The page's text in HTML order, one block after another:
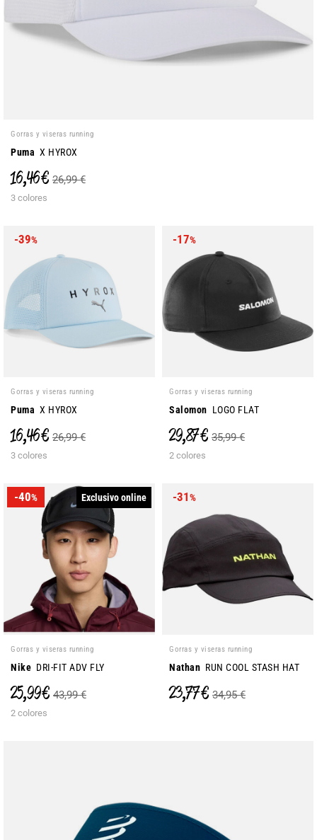
Gorras y viseras running
Puma X HYROX
16,46 € 26,99 €
3 colores
-39%
Gorras y viseras running
Puma X HYROX
16,46 € 26,99 €
3 colores
-17%
Gorras y viseras running
Salomon LOGO FLAT
29,87 € 35,99 €
2 colores
-40% Exclusivo online
Gorras y viseras running
Nike DRI-FIT ADV FLY
25,99 € 43,99 €
2 colores
-31%
Gorras y viseras running
Nathan RUN COOL STASH HAT
23,77 € 34,95 €